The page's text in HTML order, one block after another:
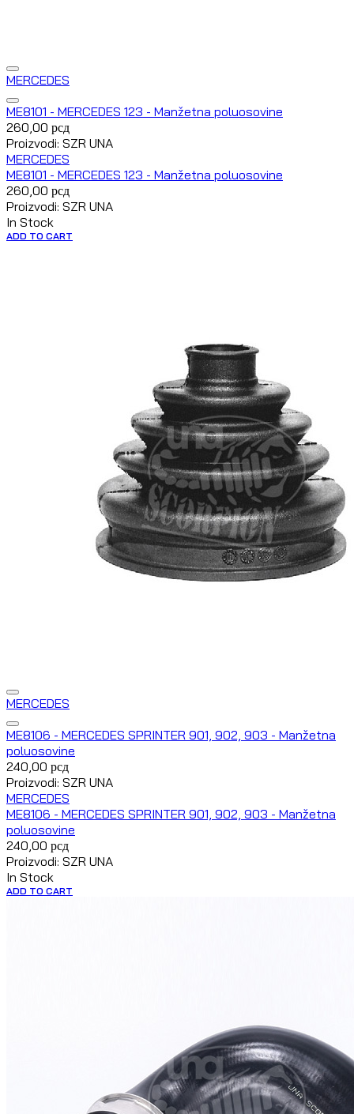
MERCEDES
ME8101 - MERCEDES 123 - Manžetna poluosovine
260,00 рсд
Proizvodi: SZR UNA
MERCEDES
ME8101 - MERCEDES 123 - Manžetna poluosovine
260,00 рсд
Proizvodi: SZR UNA
In Stock
ADD TO CART
MERCEDES
ME8106 - MERCEDES SPRINTER 901, 902, 903 - Manžetna
poluosovine
240,00 рсд
Proizvodi: SZR UNA
MERCEDES
ME8106 - MERCEDES SPRINTER 901, 902, 903 - Manžetna
poluosovine
240,00 рсд
Proizvodi: SZR UNA
In Stock
ADD TO CART